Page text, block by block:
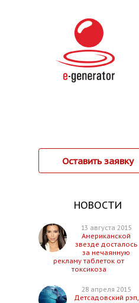
Оставить заявку
НОВОСТИ
13 августа 2015
Американской
звезде досталось
за нечаянную
рекламу таблеток от
токсикоза
28 апреля 2015
Детсадовский рэп,